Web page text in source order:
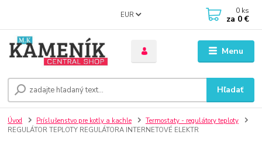
Menu
EUR
Hľadať
0 ks
za 0 €
Úvod Príslušenstvo pre kotly a kachle
Termostaty - regulátory teploty
REGULÁTOR TEPLOTY REGULÁTORA INTERNETOVÉ ELEKTR